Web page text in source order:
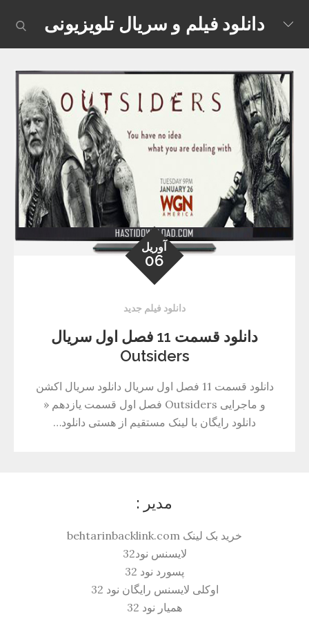
content
دانلود فیلم و سریال تلویزیونی
آوریل
06
دانلود فیلم جدید
دانلود قسمت 11 فصل اول سریال
Outsiders
دانلود قسمت 11 فصل اول سریال دانلود سریال اکشن
و ماجرایی Outsiders فصل اول قسمت یازدهم «
دانلود رایگان با لینک مستقیم از هستی دانلود…
مدیر :
خرید بک لینک behtarinbacklink.com
لایسنس نود32
پسورد نود 32
اوکلی لایسنس رایگان نود 32
همیار نود 32